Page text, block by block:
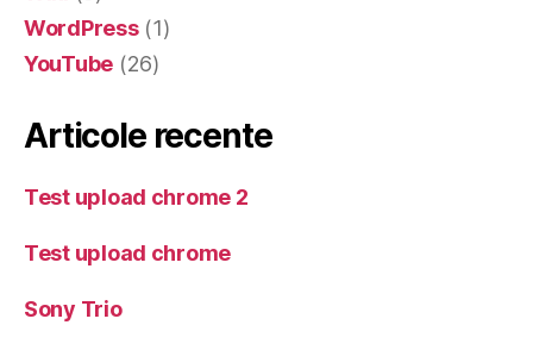
WordPress(1)
YouTube (26)
Articole recente
Test upload chrome 2
Test upload chrome
Sony Trio